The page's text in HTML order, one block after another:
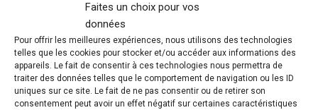
Faites un choix pour vos
données
Pour offrir les meilleures expériences, nous utilisons des technologies
telles que les cookies pour stocker et/ou accéder aux informations des
appareils. Le fait de consentir à ces technologies nous permettra de
traiter des données telles que le comportement de navigation ou les ID
uniques sur ce site. Le fait de ne pas consentir ou de retirer son
consentement peut avoir un effet négatif sur certaines caractéristiques
moyens financiers reconstitués, le groupe est
reparti en conquête. L’opportunité de racheter trois
marques de nautisme à un groupe industriel isérois
qui se séparait de tous ses actifs nous est
apparue intéressante. En effet, les bateaux sont
des biens d’équipement lourds, de valeur,